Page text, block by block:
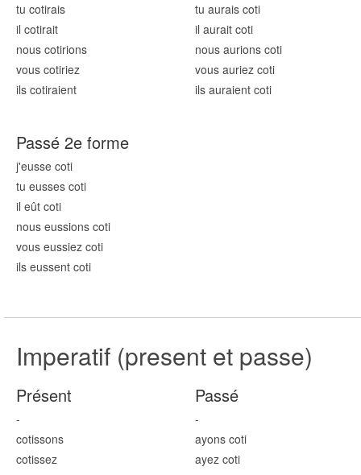
tu cotirais
il cotirait
nous cotirions
vous cotiriez
ils cotiraient
tu aurais coti
il aurait coti
nous aurions coti
vous auriez coti
ils auraient coti
Passé 2e forme
j'eusse coti
tu eusses coti
il eût coti
nous eussions coti
vous eussiez coti
ils eussent coti
Imperatif (present et passe)
Présent
-
cotissons
cotissez
Passé
-
ayons coti
ayez coti